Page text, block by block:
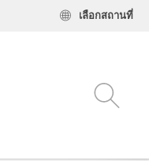
เลือกสถานที่